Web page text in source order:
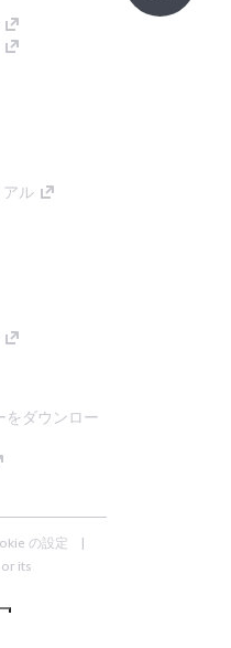
アル
をダウンロー
の設定
its